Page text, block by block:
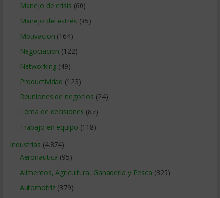
Manejo de crisis (60)
Manejo del estrés (85)
Motivacion (164)
Negociacion (122)
Networking(49)
Productividad (123)
Reuniones de negocios (24)
Toma de decisiones (87)
Trabajo en equipo (118)
Industrias (4.874)
Aeronautica (95)
Alimentos, Agricultura, Ganaderia y Pesca (325)
Automotriz(379)